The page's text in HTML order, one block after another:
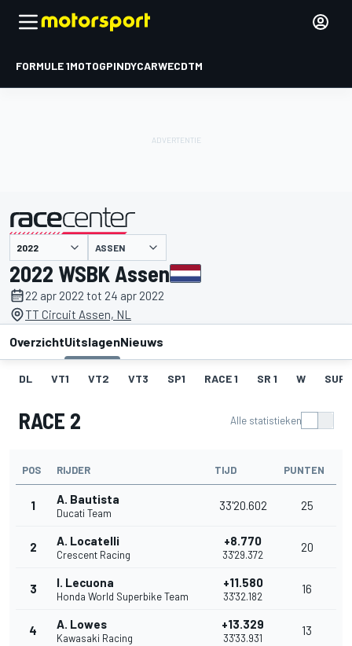
FORMULE 1MOTOGPINDYCARWECDTM
gepresenteerd door ASSEN
2022 WSBK Assen
22 apr 2022 tot 24 apr 2022
TT Circuit Assen, NL
OverzichtUitslagenNieuws
DL VT1 VT2 VT3 SP1 RACE 1 SR 1 W
RACE 2 Alle statistieken
POS RIJDER TIJD PUNTEN
1 A. Bautista
Ducati Team
33'20.602 25
2 A. Locatelli
Crescent Racing
+8.770
33'29.372
20
3 I. Lecuona
Honda World Superbike Team
+11.580
33'32.182
16
4 A. Lowes
Kawasaki Racing
+13.329
33'33.931
13